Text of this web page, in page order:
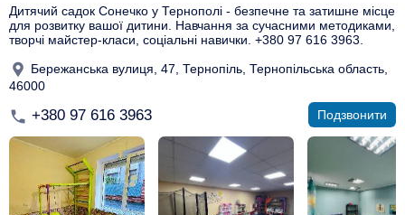
Дитячий садок Сонечко у Тернополі - безпечне та затишне місце
для розвитку вашої дитини. Навчання за сучасними методиками,
творчі майстер-класи, соціальні навички. +380 97 616 3963.
Бережанська вулиця, 47, Тернопіль, Тернопільська область,
46000
+380 97 616 3963 Подзвонити